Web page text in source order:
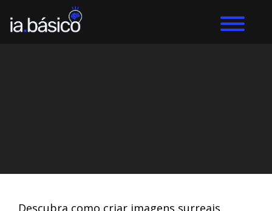
Descubra como criar imagens surreais